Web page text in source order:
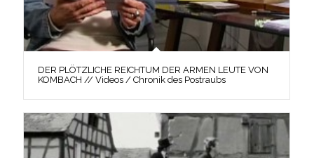
DER PLÖTZLICHE REICHTUM DER ARMEN LEUTE VON
KOMBACH // Videos / Chronik des Postraubs